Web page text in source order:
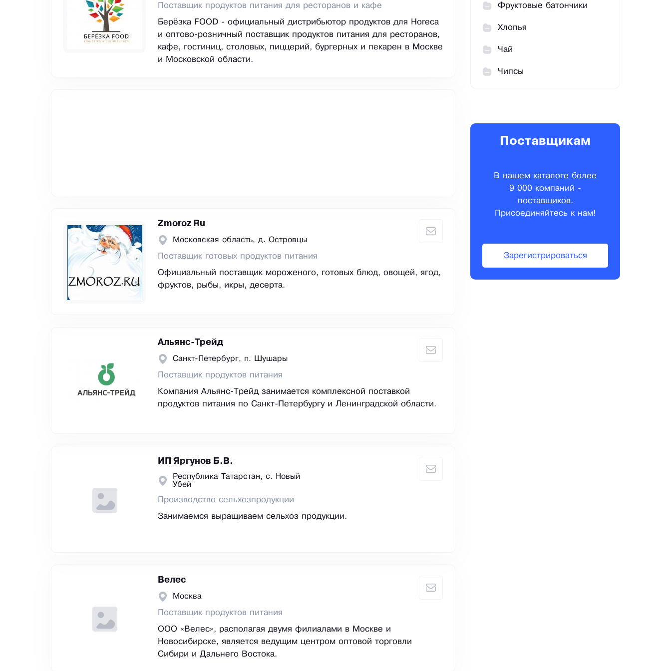
Поставщик продуктов питания для ресторанов и кафе
Берёзка FOOD - официальный дистрибьютор продуктов для Horeca
и оптово-розничный поставщик продуктов питания для ресторанов,
кафе, гостиниц, столовых, пиццерий, бургерных и пекарен в Москве
и Московской области.
Zmoroz Ru
Московская область, д. Островцы
Поставщик готовых продуктов питания
Официальный поставщик мороженого, готовых блюд, овощей, ягод,
фруктов, рыбы, икры, десерта.
Альянс-Трейд
Санкт-Петербург, п. Шушары
Поставщик продуктов питания
Компания Альянс-Трейд занимается комплексной поставкой
продуктов питания по Санкт-Петербургу и Ленинградской области.
ИП Яргунов Б.В.
Республика Татарстан, с. Новый
Убей
Производство сельхозпродукции
Занимаемся выращиваем сельхоз продукции.
Велес
Москва
Поставщик продуктов питания
ООО «Велес», располагая двумя филиалами в Москве и
Новосибирске, является ведущим центром оптовой торговли
Сибири и Дальнего Востока.
Фруктовые батончики
Хлопья
Чай
Чипсы
Поставщикам
В нашем каталоге более
9 000 компаний -
поставщиков.
Присоединяйтесь к нам!
Зарегистрироваться